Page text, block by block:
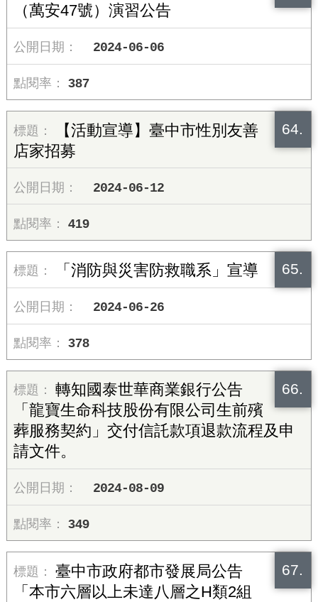
（萬安47號）演習公告
2024-06-06
387
64.
【活動宣導】臺中市性別友善
店家招募
2024-06-12
419
65.
「消防與災害防救職系」宣導
2024-06-26
378
66.
轉知國泰世華商業銀行公告
「龍寶生命科技股份有限公司生前殯
葬服務契約」交付信託款項退款流程及申
請文件。
2024-08-09
349
67.
臺中市政府都市發展局公告
「本市六層以上未達八層之H類2組